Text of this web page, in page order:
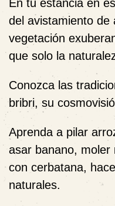
En tu estancia en
del avistamiento de
vegetación
que solo la
Conozca las
bribri, su
Aprenda a pilar
asar banano,
con cerbatana,
naturales.